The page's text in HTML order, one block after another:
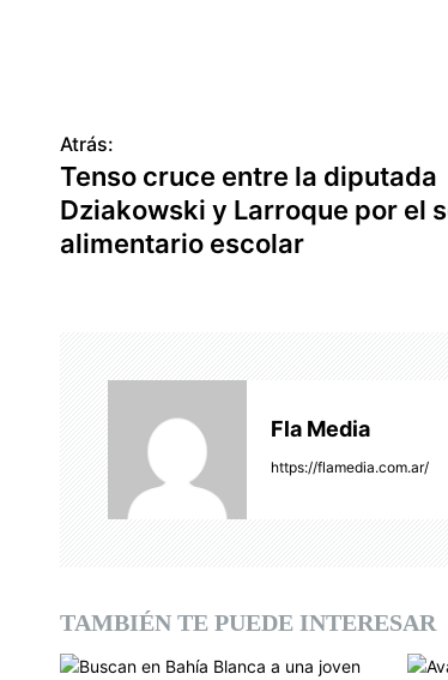
N
a
v
e
Atrás:
Tenso cruce entre la diputada
Dziakowski y Larroque por el
alimentario escolar
Fla Media
https://flamedia.com.ar/
TAMBIÉN TE PUEDE INTERESAR